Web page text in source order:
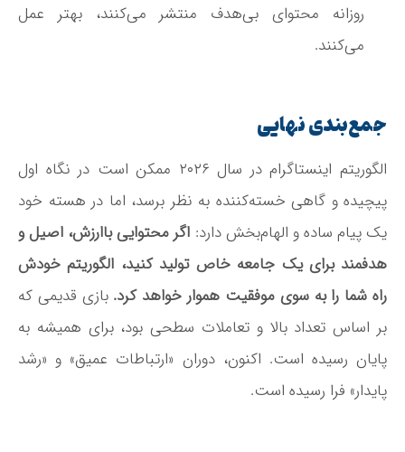
روزانه محتوای بی‌هدف منتشر می‌کنند، بهتر عمل
می‌کنند.
جمع‌بندی نهایی
الگوریتم اینستاگرام در سال ۲۰۲۶ ممکن است در نگاه اول
پیچیده و گاهی خسته‌کننده به نظر برسد، اما در هسته خود
یک پیام ساده و الهام‌بخش دارد: اگر محتوایی باارزش، اصیل و
هدفمند برای یک جامعه خاص تولید کنید، الگوریتم خودش
راه شما را به سوی موفقیت هموار خواهد کرد. بازی قدیمی که
بر اساس تعداد بالا و تعاملات سطحی بود، برای همیشه به
پایان رسیده است. اکنون، دوران «ارتباطات عمیق» و «رشد
پایدار» فرا رسیده است.